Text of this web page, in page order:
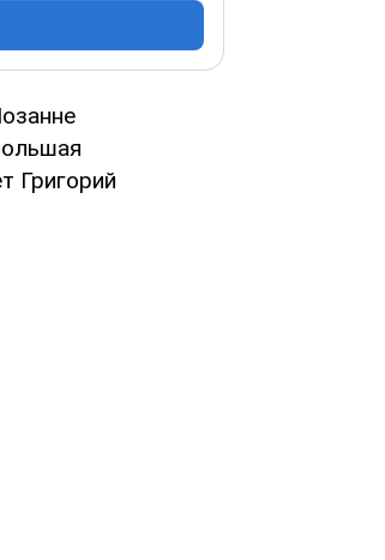
Григорий